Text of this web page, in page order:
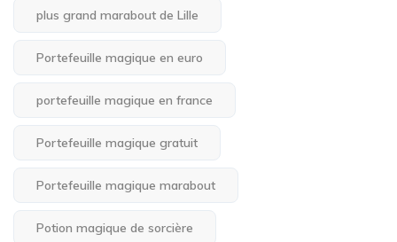
plus grand marabout de Lille
Portefeuille magique en euro
portefeuille magique en france
Portefeuille magique gratuit
Portefeuille magique marabout
Potion magique de sorcière